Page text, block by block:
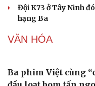
Một số cổ phiếu cần
GAS và VHC
QUÂN SỰ - QUỐC